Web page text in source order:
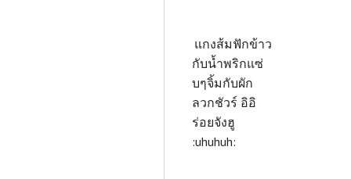
แกงส้มฟักข้าว
กับน้ำพริกแซ่
บๆจิ้มกับผัก
ลวกชัวร์ อิอิ
ร่อยจังฮู
:uhuhuh: